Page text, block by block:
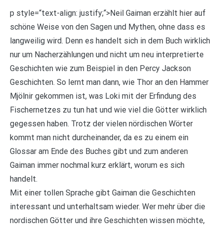
p style=“text-align: justify;“>Neil Gaiman erzählt hier auf
schöne Weise von den Sagen und Mythen, ohne dass es
langweilig wird. Denn es handelt sich in dem Buch wirklich
nur um Nacherzählungen und nicht um neu interpretierte
Geschichten wie zum Beispiel in den Percy Jackson
Geschichten. So lernt man dann, wie Thor an den Hammer
Mjölnir gekommen ist, was Loki mit der Erfindung des
Fischernetzes zu tun hat und wie viel die Götter wirklich
gegessen haben. Trotz der vielen nördischen Wörter
kommt man nicht durcheinander, da es zu einem ein
Glossar am Ende des Buches gibt und zum anderen
Gaiman immer nochmal kurz erklärt, worum es sich
handelt.
Mit einer tollen Sprache gibt Gaiman die Geschichten
interessant und unterhaltsam wieder. Wer mehr über die
nordischen Götter und ihre Geschichten wissen möchte,